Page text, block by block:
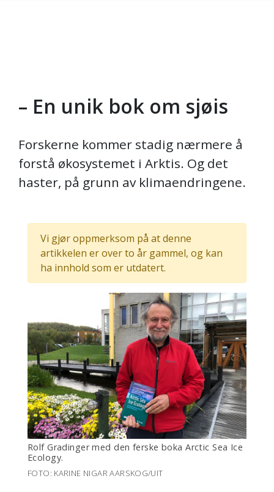
Gå til hovedinnhold
– En unik bok om sjøis
Forskerne kommer stadig nærmere å
forstå økosystemet i Arktis. Og det
haster, på grunn av klimaendringene.
Vi gjør oppmerksom på at denne
artikkelen er over to år gammel, og kan
ha innhold som er utdatert.
Rolf Gradinger med den ferske boka Arctic Sea Ice
Ecology.
FOTO: KARINE NIGAR AARSKOG/UIT